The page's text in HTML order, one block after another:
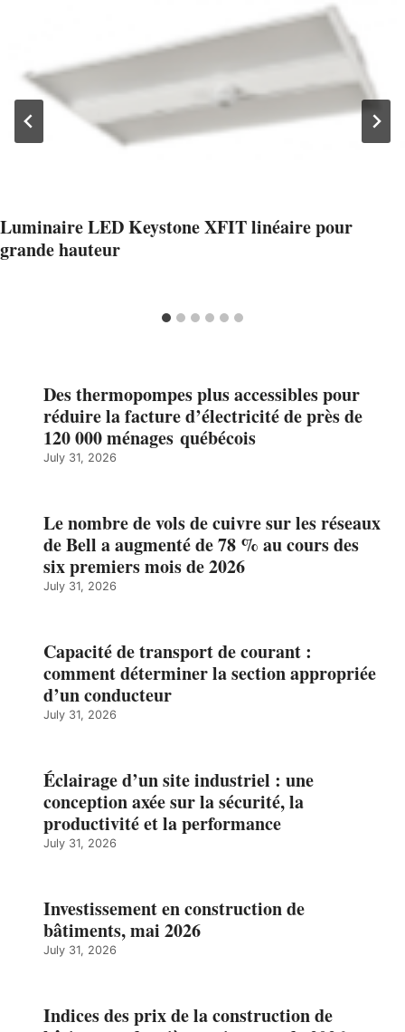
Luminaire LED Keystone XFIT linéaire pour
grande hauteur
Des thermopompes plus accessibles pour
réduire la facture d’électricité de près de
120 000 ménages québécois
July 31, 2026
Le nombre de vols de cuivre sur les réseaux
de Bell a augmenté de 78 % au cours des
six premiers mois de 2026
July 31, 2026
Capacité de transport de courant :
comment déterminer la section appropriée
d’un conducteur
July 31, 2026
Éclairage d’un site industriel : une
conception axée sur la sécurité, la
productivité et la performance
July 31, 2026
Investissement en construction de
bâtiments, mai 2026
July 31, 2026
Indices des prix de la construction de